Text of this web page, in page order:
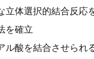
立体選択的結合反
を確立
ル酸を結合させら